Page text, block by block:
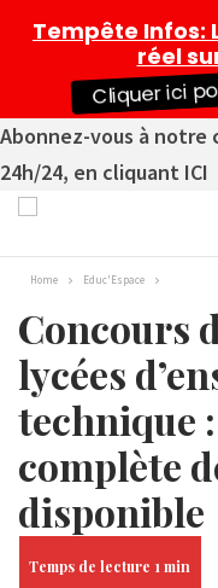
Abonnez-vous à notre
24h/24, en cliquant ICI
Home Educ'Espace
Concours
lycées
technique
complète
disponible
Tempête Infos:
réel
Cliquer ici